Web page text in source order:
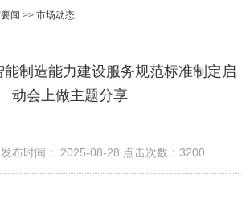
闻 >> 市场动态
制造能力建设服务规范标准制定启
动会上做主题分享
发布时间： 2025-08-28 点击次数： 3200